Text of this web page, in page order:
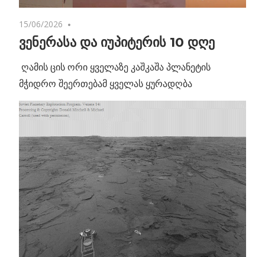
15/06/2026
ვენერასა და იუპიტერის 10 დღე
ღამის ცის ორი ყველაზე კაშკაშა პლანეტის
მჭიდრო შეერთებამ ყველას ყურადღბა